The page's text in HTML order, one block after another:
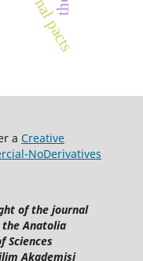
a Creative
NoDerivatives
of the journal
Anatolia
Sciences
Akademisi